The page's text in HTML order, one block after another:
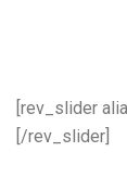
[rev_slider
[/rev_slider]